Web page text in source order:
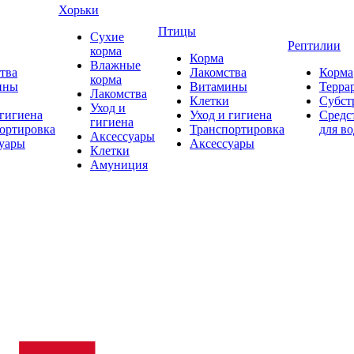
Хорьки
Сухие
корма
Влажные
корма
Лакомства
Уход и
гигиена
Аксессуары
Клетки
Амуниция
Птицы
Корма
Лакомства
Витамины
Клетки
Уход и гигиена
Транспортировка
Аксессуары
Рептилии
Корма
для